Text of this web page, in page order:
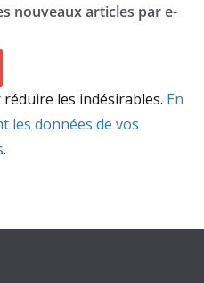
nouveaux articles par e-
les indésirables. En
les données de vos
.